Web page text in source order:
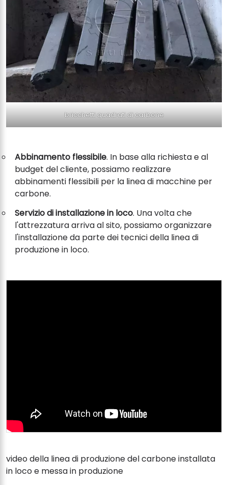
bricchetti quadrati di carbone
Abbinamento flessibile. In base alla richiesta e al
budget del cliente, possiamo realizzare
abbinamenti flessibili per la linea di macchine per
carbone.
Servizio di installazione in loco. Una volta che
l'attrezzatura arriva al sito, possiamo organizzare
l'installazione da parte dei tecnici della linea di
produzione in loco.
video della linea di produzione del carbone installata
in loco e messa in produzione